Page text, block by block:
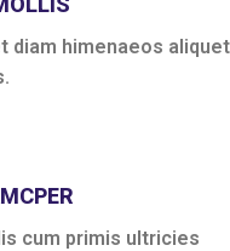
diam himenaeos aliquet
cum primis ultricies